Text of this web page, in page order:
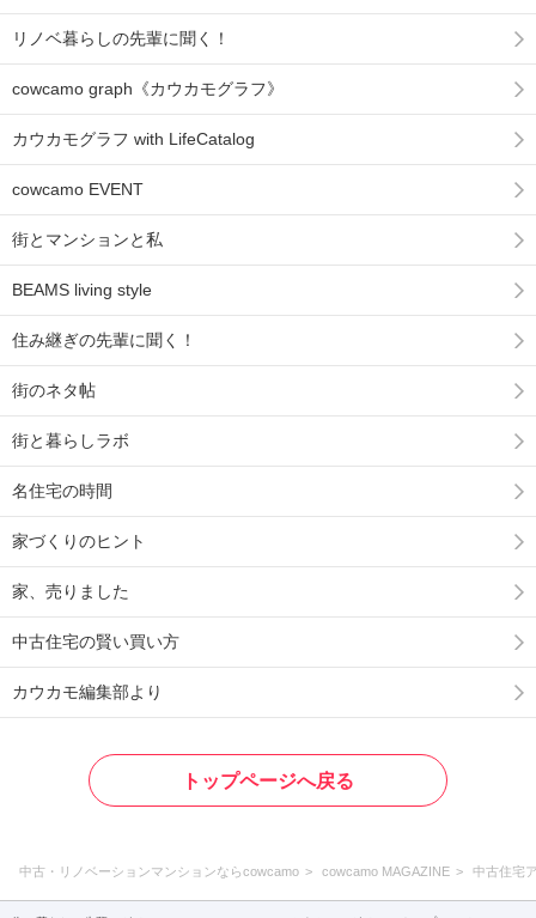
リノベ暮らしの先輩に聞く！
cowcamo graph《カウカモグラフ》
カウカモグラフ with LifeCatalog
cowcamo EVENT
街とマンションと私
BEAMS living style
住み継ぎの先輩に聞く！
街のネタ帖
街と暮らしラボ
名住宅の時間
家づくりのヒント
家、売りました
中古住宅の賢い買い方
カウカモ編集部より
トップページへ戻る
中古・リノベーションマンションならcowcamo cowcamo MAGAZINE 中古住宅